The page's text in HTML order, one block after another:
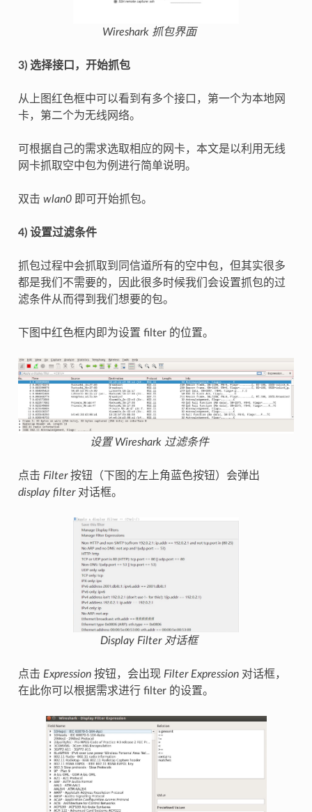
Wireshark 抓包界面
3) 选择接口，开始抓包
从上图红色框中可以看到有多个接口，第一个为本地网
卡，第二个为无线网络。
可根据自己的需求选取相应的网卡，本文是以利用无线
网卡抓取空中包为例进行简单说明。
双击 wlan0即可开始抓包。
4) 设置过滤条件
抓包过程中会抓取到同信道所有的空中包，但其实很多
都是我们不需要的，因此很多时候我们会设置抓包的过
滤条件从而得到我们想要的包。
下图中红色框内即为设置 filter 的位置。
设置 Wireshark 过滤条件
点击 Filter按钮（下图的左上角蓝色按钮）会弹出
display filter对话框。
Display Filter对话框
点击 Expression按钮，会出现 Filter Expression对话框，
在此你可以根据需求进行 filter 的设置。